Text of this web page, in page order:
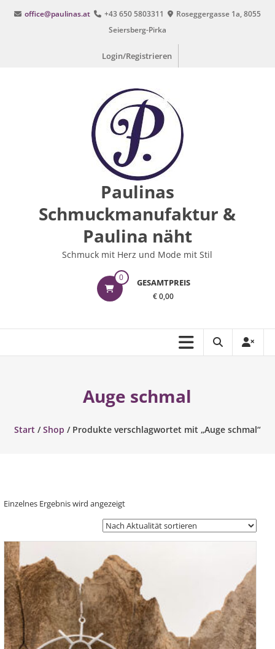
Inhalt
office@paulinas.at +43 650 5803311
Roseggergasse 1a, 8055
Seiersberg-Pirka
Login/Registrieren
Paulinas
Schmuckmanufaktur &
Paulina näht
Schmuck mit Herz und Mode mit Stil
0 GESAMTPREIS
€ 0,00
Auge schmal
Start /Shop / Produkte verschlagwortet mit „Auge schmal“
Einzelnes Ergebnis wird angezeigt